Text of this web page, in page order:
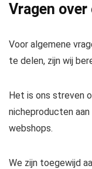
Vragen over
Voor algemene
te delen, zijn wij
Het is ons streven
nicheproducten
webshops.
We zijn toegewijd